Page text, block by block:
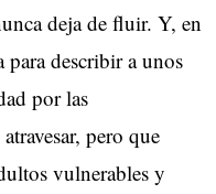
deja de fluir. Y, en
describir a unos
por las
pero que
vulnerables y